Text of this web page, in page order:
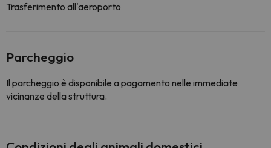
Trasferimento all'aeroporto
Parcheggio
Il parcheggio è disponibile a pagamento nelle immediate
vicinanze della struttura.